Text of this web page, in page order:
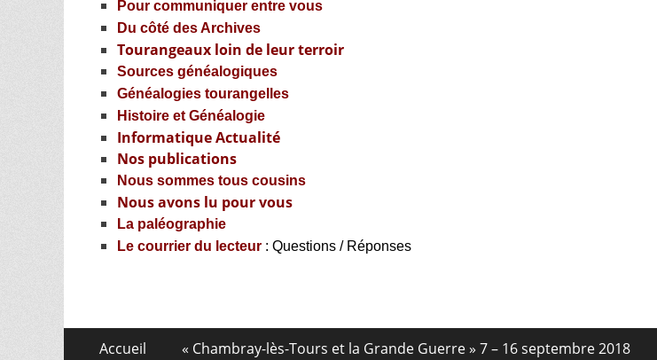
Pour communiquer entre vous
Du côté des Archives
Tourangeaux loin de leur terroir
Sources généalogiques
Généalogies tourangelles
Histoire et Généalogie
Informatique Actualité
Nos publications
Nous sommes tous cousins
Nous avons lu pour vous
La paléographie
Le courrier du lecteur : Questions / Réponses
Menu
Accueil « Chambray-lès-Tours et la Grande Guerre » 7 – 16 septembre 2018